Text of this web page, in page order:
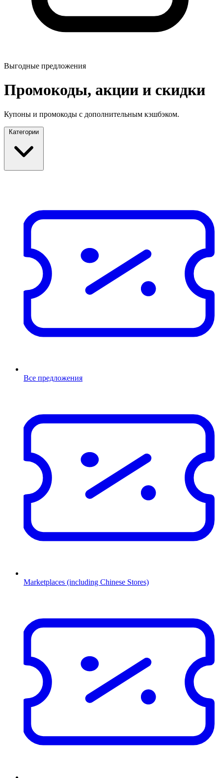
Выгодные предложения
Промокоды, акции и скидки
Купоны и промокоды с дополнительным кэшбэком.
Категории
Все предложения
Marketplaces (including Chinese Stores)